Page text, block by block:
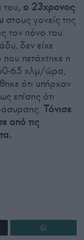
, ο 23χρονος
στους γονείς της
τον πόνο του
δεν είχε
πετάχτηκε η
65 χλμ/ώρα,
ότι υπήρχαν
επίσης ότι
Τόνισε
από τις